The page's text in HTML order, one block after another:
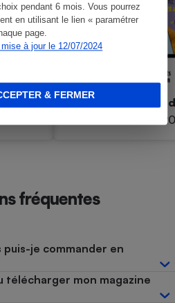
pendant 6 mois. Vous pourrez
en utilisant le lien « paramétrer
page.
à jour le 12/07/2024
& FERMER
Que Choisir
N°182 - avril
fréquentes
puis-je commander en
télécharger mon magazine